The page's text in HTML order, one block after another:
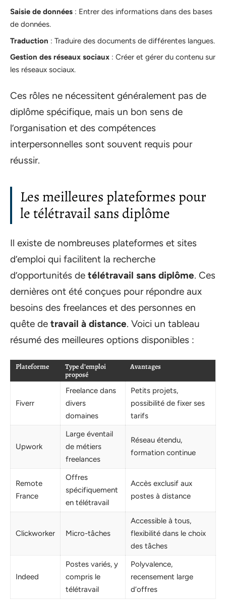
Saisie de données : Entrer des informations dans des bases
de données.
Traduction : Traduire des documents de différentes langues.
Gestion des réseaux sociaux : Créer et gérer du contenu sur
les réseaux sociaux.
Ces rôles ne nécessitent généralement pas de
diplôme spécifique, mais un bon sens de
l’organisation et des compétences
interpersonnelles sont souvent requis pour
réussir.
Les meilleures plateformes pour
le télétravail sans diplôme
Il existe de nombreuses plateformes et sites
d’emploi qui facilitent la recherche
d’opportunités de télétravail sans diplôme. Ces
dernières ont été conçues pour répondre aux
besoins des freelances et des personnes en
quête de travail à distance. Voici un tableau
résumé des meilleures options disponibles :
Plateforme
Type d’emploi
proposé
Avantages
Fiverr
Freelance dans
divers
domaines
Petits projets,
possibilité de fixer ses
tarifs
Upwork
Large éventail
de métiers
freelances
Réseau étendu,
formation continue
Remote
France
Offres
spécifiquement
en télétravail
Accès exclusif aux
postes à distance
Clickworker Micro-tâches
Accessible à tous,
flexibilité dans le choix
des tâches
Indeed
Postes variés, y
compris le
télétravail
Polyvalence,
recensement large
d’offres